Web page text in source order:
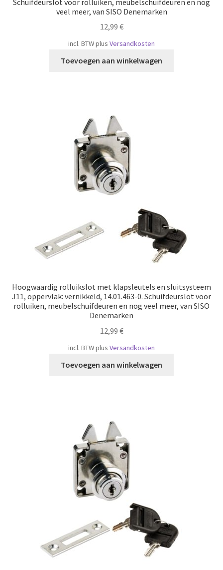
veel meer, van SISO Denemarken
12,99 €
incl. BTWplus Versandkosten
Toevoegen aan winkelwagen
Hoogwaardig rolluikslot met klapsleutels en sluitsysteem
J11, oppervlak: vernikkeld, 14.01.463-0. Schuifdeurslot voor
rolluiken, meubelschuifdeuren en nog veel meer, van SISO
Denemarken
12,99 €
incl. BTWplus Versandkosten
Toevoegen aan winkelwagen